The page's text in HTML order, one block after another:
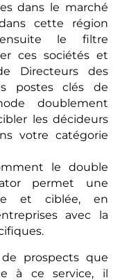
dans le marché
cette région
le filtre
ces sociétés et
Directeurs des
postes clés de
doublement
les décideurs
votre catégorie
le double
permet une
et ciblée, en
avec la
prospects que
à ce service, il